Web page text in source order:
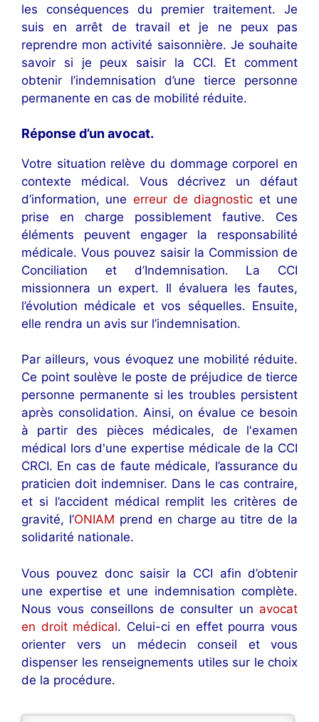
les conséquences du premier traitement. Je
suis en arrêt de travail et je ne peux pas
reprendre mon activité saisonnière. Je souhaite
savoir si je peux saisir la CCI. Et comment
obtenir l’indemnisation d’une tierce personne
permanente en cas de mobilité réduite.
Réponse d’un avocat.
Votre situation relève du dommage corporel en
contexte médical. Vous décrivez un défaut
d’information, une erreur de diagnostic et une
prise en charge possiblement fautive. Ces
éléments peuvent engager la responsabilité
médicale. Vous pouvez saisir la Commission de
Conciliation et d’Indemnisation. La CCI
missionnera un expert. Il évaluera les fautes,
l’évolution médicale et vos séquelles. Ensuite,
elle rendra un avis sur l’indemnisation.
Par ailleurs, vous évoquez une mobilité réduite.
Ce point soulève le poste de préjudice de tierce
personne permanente si les troubles persistent
après consolidation. Ainsi, on évalue ce besoin
à partir des pièces médicales, de l'examen
médical lors d'une expertise médicale de la CCI
CRCI. En cas de faute médicale, l’assurance du
praticien doit indemniser. Dans le cas contraire,
et si l’accident médical remplit les critères de
gravité, l’ONIAM prend en charge au titre de la
solidarité nationale.
Vous pouvez donc saisir la CCI afin d’obtenir
une expertise et une indemnisation complète.
Nous vous conseillons de consulter un avocat
en droit médical. Celui-ci en effet pourra vous
orienter vers un médecin conseil et vous
dispenser les renseignements utiles sur le choix
de la procédure.